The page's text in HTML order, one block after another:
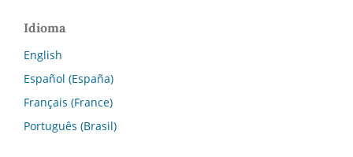
Idioma
English
Español (España)
Français (France)
Português (Brasil)